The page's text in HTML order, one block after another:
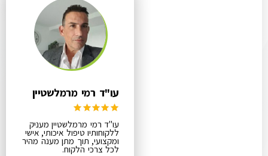
עו"ד רמי מרמלשטיין
עו"ד רמי מרמלשטיין מעניק
ללקוחותיו טיפול איכותי, אישי
ומקצועי, תוך מתן מענה מהיר
לכל צרכי הלקוח.